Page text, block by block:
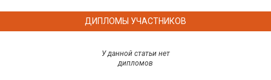
ДИПЛОМЫ УЧАСТНИКОВ
У данной статьи нет
дипломов